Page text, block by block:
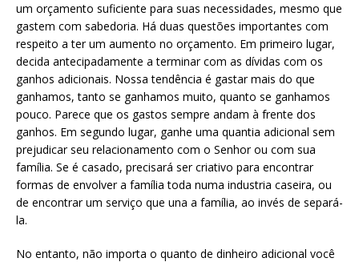
um orçamento suficiente para suas necessidades, mesmo que
gastem com sabedoria. Há duas questões importantes com
respeito a ter um aumento no orçamento. Em primeiro lugar,
decida antecipadamente a terminar com as dívidas com os
ganhos adicionais. Nossa tendência é gastar mais do que
ganhamos, tanto se ganhamos muito, quanto se ganhamos
pouco. Parece que os gastos sempre andam à frente dos
ganhos. Em segundo lugar, ganhe uma quantia adicional sem
prejudicar seu relacionamento com o Senhor ou com sua
família. Se é casado, precisará ser criativo para encontrar
formas de envolver a família toda numa industria caseira, ou
de encontrar um serviço que una a família, ao invés de separá-
la.
No entanto, não importa o quanto de dinheiro adicional você